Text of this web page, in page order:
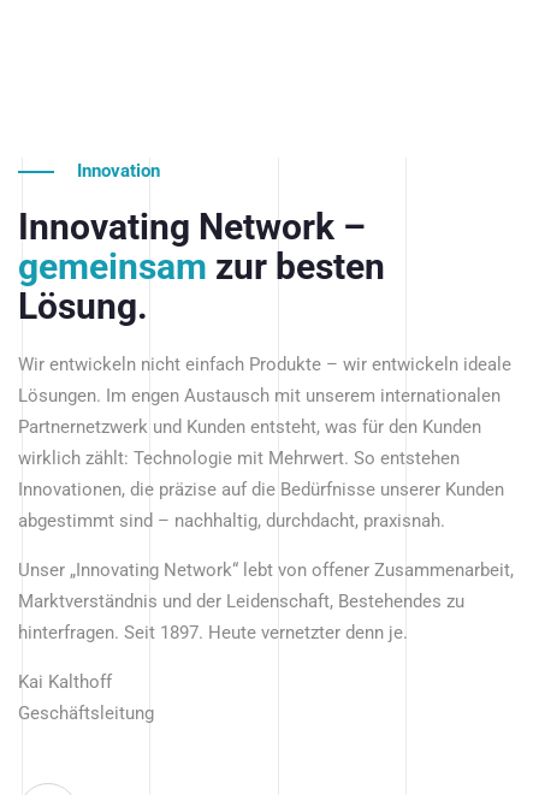
Innovation
Innovating Network –
gemeinsam zur besten
Lösung.
Wir entwickeln nicht einfach Produkte – wir entwickeln ideale
Lösungen. Im engen Austausch mit unserem internationalen
Partnernetzwerk und Kunden entsteht, was für den Kunden
wirklich zählt: Technologie mit Mehrwert. So entstehen
Innovationen, die präzise auf die Bedürfnisse unserer Kunden
abgestimmt sind – nachhaltig, durchdacht, praxisnah.
Unser „Innovating Network“ lebt von offener Zusammenarbeit,
Marktverständnis und der Leidenschaft, Bestehendes zu
hinterfragen. Seit 1897. Heute vernetzter denn je.
Kai Kalthoff
Geschäftsleitung